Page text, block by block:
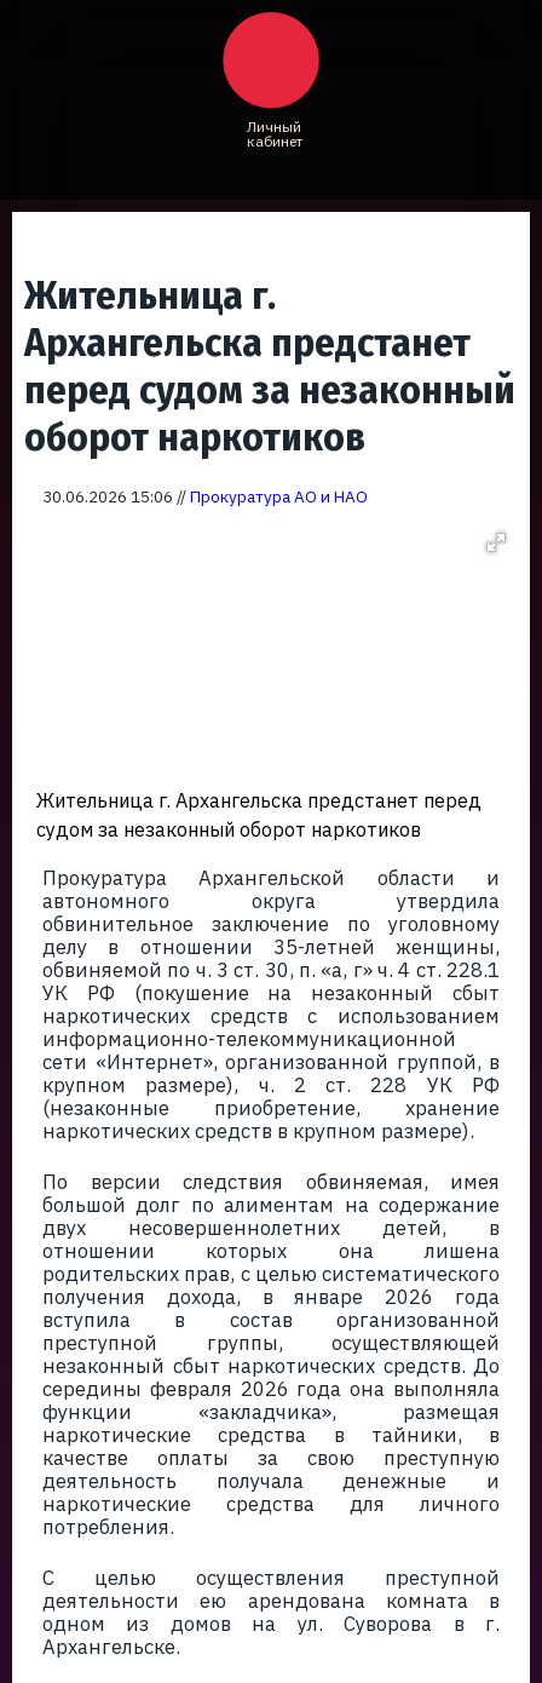
Личный
кабинет
Жительница г.
Архангельска предстанет
перед судом за незаконный
оборот наркотиков
30.06.2026 15:06 //Прокуратура АО и НАО
Жительница г. Архангельска предстанет перед
судом за незаконный оборот наркотиков
Прокуратура Архангельской области и
автономного округа утвердила
обвинительное заключение по уголовному
делу в отношении 35-летней женщины,
обвиняемой по ч. 3 ст. 30, п. «а, г» ч. 4 ст. 228.1
УК РФ (покушение на незаконный сбыт
наркотических средств с использованием
информационно-телекоммуникационной
сети «Интернет», организованной группой, в
крупном размере), ч. 2 ст. 228 УК РФ
(незаконные приобретение, хранение
наркотических средств в крупном размере).
По версии следствия обвиняемая, имея
большой долг по алиментам на содержание
двух несовершеннолетних детей, в
отношении которых она лишена
родительских прав, с целью систематического
получения дохода, в январе 2026 года
вступила в состав организованной
преступной группы, осуществляющей
незаконный сбыт наркотических средств. До
середины февраля 2026 года она выполняла
функции «закладчика», размещая
наркотические средства в тайники, в
качестве оплаты за свою преступную
деятельность получала денежные и
наркотические средства для личного
потребления.
С целью осуществления преступной
деятельности ею арендована комната в
одном из домов на ул. Суворова в г.
Архангельске.